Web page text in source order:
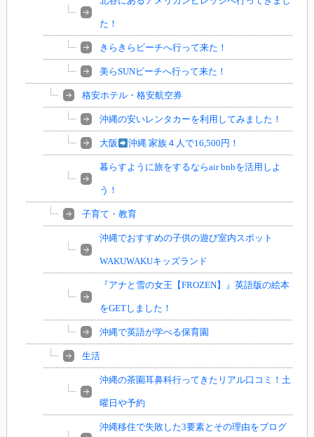
た！
きらきらビーチへ行って来た！
美らSUNビーチへ行って来た！
格安ホテル・格安航空券
沖縄の安いレンタカーを利用してみました！
大阪 沖縄 家族４人で16,500円！
暮らすように旅をするならair bnbを活用しよ
う！
子育て・教育
沖縄でおすすめの子供の遊び室内スポット
WAKUWAKUキッズランド
『アナと雪の女王【FROZEN】』英語版の絵本
をGETしました！
沖縄で英語が学べる保育園
生活
沖縄の茶園耳鼻科行ってきたリアル口コミ！土
曜日や予約
沖縄移住で失敗した3要素とその理由をブログ